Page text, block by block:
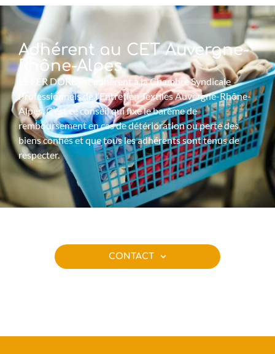
Adhérent au CET Auvergne-
Rhône-Alpes
LE FER DORE est adhérent à la Chambre Syndicale
Professionnels de l’Entretien Textiles Auvergne-Rhône-
Alpes. C’est ce conseil qui fixe le barème de
remboursement en cas de détérioration ou perte des
biens confiés et que tous les adhérents sont tenus de
respecter.
CONTACT